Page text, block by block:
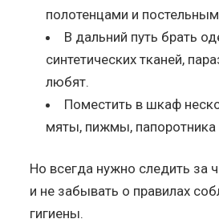
полотенцами и
В дальний путь брать
синтетических тканей,
любят.
Поместить в шкаф
мяты, пижмы, папоротника
Но всегда нужно следить за
и не забывать о правилах
гигиены.